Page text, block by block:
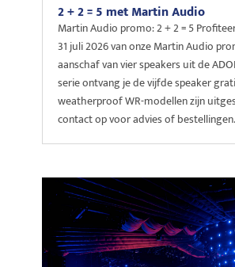
2 + 2 = 5 met Martin Audio
Martin Audio promo: 2 + 2 = 5
31 juli 2026 van onze Martin Audio
aanschaf van vier speakers uit de
serie ontvang je de vijfde speaker
weatherproof WR-modellen zijn
contact op voor advies of bestellingen.